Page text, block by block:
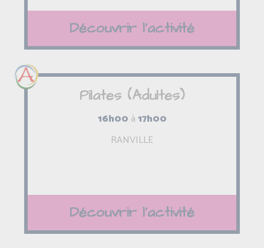
Découvrir l'activité
Pilates (Adultes)
16h00 à17h00
RANVILLE
Découvrir l'activité